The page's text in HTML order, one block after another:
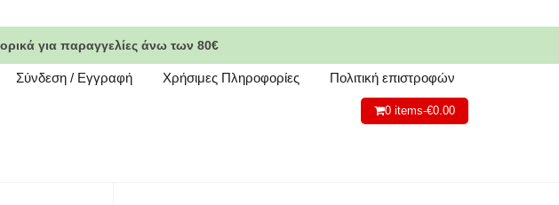
για παραγγελίες άνω των 80€
Σύνδεση / Εγγραφή Χρήσιμες Πληροφορίες Πολιτική επιστροφών
0 items-€0.00